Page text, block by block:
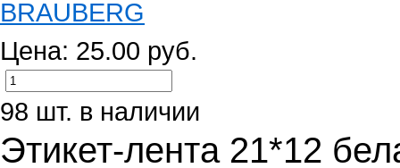
Цена: 25.00 руб.
98 шт. в наличии
Этикет-лента 21*12